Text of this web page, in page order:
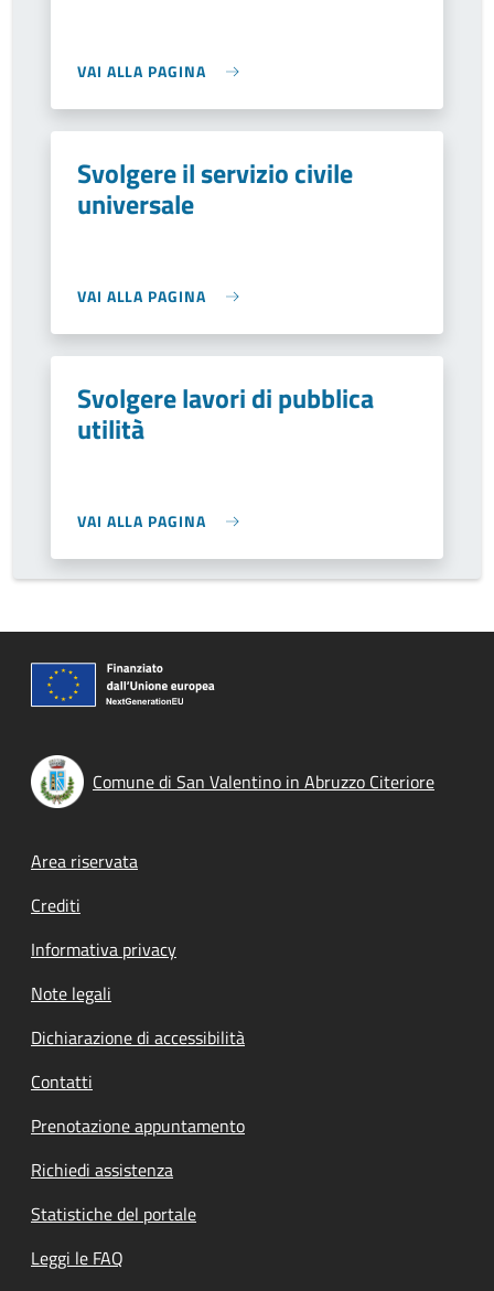
VAI ALLA PAGINA
Svolgere il servizio civile
universale
VAI ALLA PAGINA
Svolgere lavori di pubblica
utilità
VAI ALLA PAGINA
Comune di San Valentino in Abruzzo Citeriore
Footer menu
Area riservata
Crediti
Informativa privacy
Note legali
Dichiarazione di accessibilità
Contatti
Prenotazione appuntamento
Richiedi assistenza
Statistiche del portale
Leggi le FAQ